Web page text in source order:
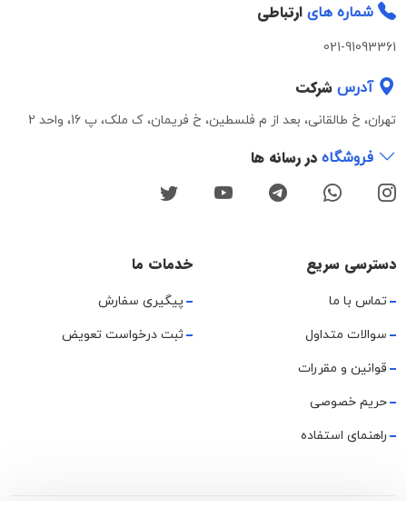
شماره های ارتباطی
021-91093361
آدرس شرکت
تهران، خ طالقانی، بعد از م فلسطین، خ فریمان، ک ملک، پ 16، واحد 2
فروشگاه در رسانه ها
دسترسی سریع
تماس با ما
سوالات متداول
قوانین و مقررات
حریم خصوصی
راهنمای استفاده
خدمات ما
پیگیری سفارش
ثبت درخواست تعویض